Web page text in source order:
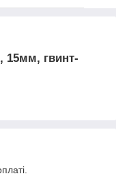
15мм, гвинт-